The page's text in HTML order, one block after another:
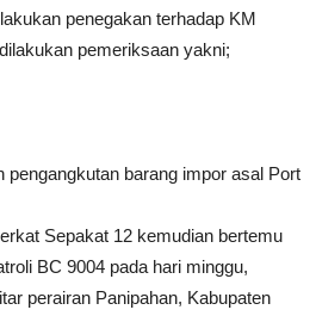
penegakan terhadap KM
pemeriksaan yakni;
pengangkutan barang impor asal Port
Sepakat 12 kemudian bertemu
BC 9004 pada hari minggu,
perairan Panipahan, Kabupaten